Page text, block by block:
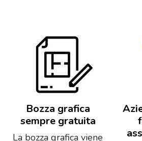
Bozza grafica
sempre gratuita
La bozza grafica viene